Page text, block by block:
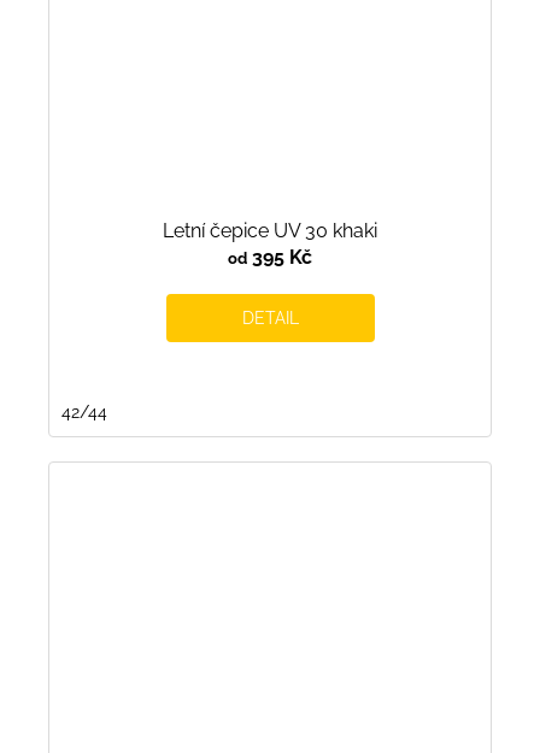
Letní čepice UV 30 khaki
od 395 Kč
DETAIL
42/44